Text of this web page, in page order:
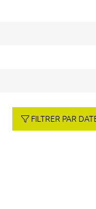
FILTRER PAR